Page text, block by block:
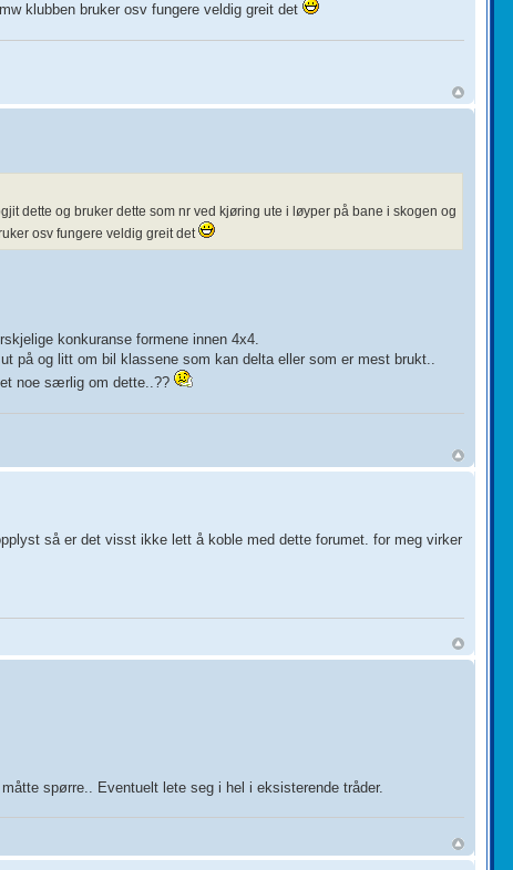
klubben bruker osv fungere veldig greit det
dette og bruker dette som nr ved kjøring ute i løyper på bane i skogen og
osv fungere veldig greit det
konkuranse formene innen 4x4.
på og litt om bil klassene som kan delta eller som er mest brukt..
noe særlig om dette..??
så er det visst ikke lett å koble med dette forumet. for meg virker
spørre.. Eventuelt lete seg i hel i eksisterende tråder.